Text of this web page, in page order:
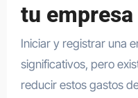
tu empresa
Iniciar y registrar una
significativos, pero
reducir estos gastos